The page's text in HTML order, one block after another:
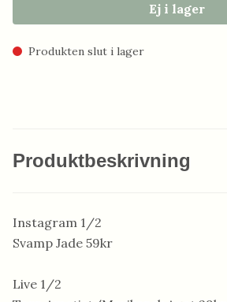
Ej i lager
Produkten slut i lager
Produktbeskrivning
Instagram 1/2
Svamp Jade 59kr
Live 1/2